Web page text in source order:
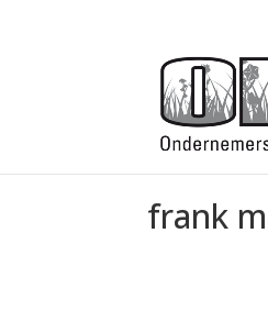
frank